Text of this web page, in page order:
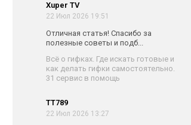
Xuper TV
22 Июл 2026 19:51
Отличная статья! Спасибо за
полезные советы и подб...
Всё о гифках. Где искать готовые и
как делать гифки самостоятельно.
31 сервис в помощь
TT789
22 Июл 2026 13:27